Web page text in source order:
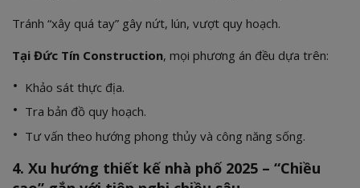
Tránh “xây quá tay” gây nứt, lún, vượt quy hoạch.
Tại Đức Tín Construction, mọi phương án đều dựa trên:
Khảo sát thực địa.
Tra bản đồ quy hoạch.
Tư vấn theo hướng phong thủy và công năng sống.
4. Xu hướng thiết kế nhà phố 2025 – “Chiều